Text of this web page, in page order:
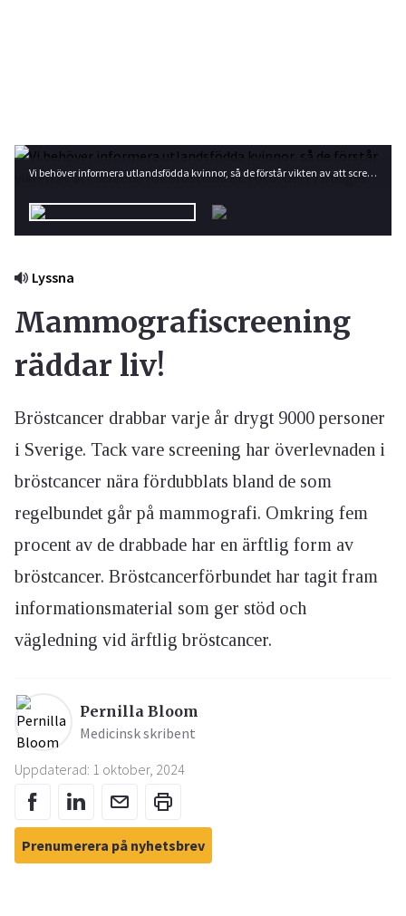
Vi behöver informera utlandsfödda kvinnor, så de förstår vikten av att screena för bröstcancer. Foto: Getty Images
Lyssna
Mammografiscreening
räddar liv!
Bröstcancer drabbar varje år drygt 9000 personer
i Sverige. Tack vare screening har överlevnaden i
bröstcancer nära fördubblats bland de som
regelbundet går på mammografi. Omkring fem
procent av de drabbade har en ärftlig form av
bröstcancer. Bröstcancerförbundet har tagit fram
informationsmaterial som ger stöd och
vägledning vid ärftlig bröstcancer.
Pernilla Bloom
Medicinsk skribent
Uppdaterad: 1 oktober, 2024
Prenumerera på nyhetsbrev